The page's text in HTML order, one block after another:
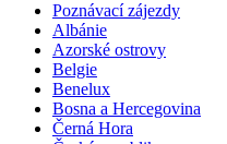
Poznávací zájezdy
Albánie
Azorské ostrovy
Belgie
Benelux
Bosna a Hercegovina
Černá Hora